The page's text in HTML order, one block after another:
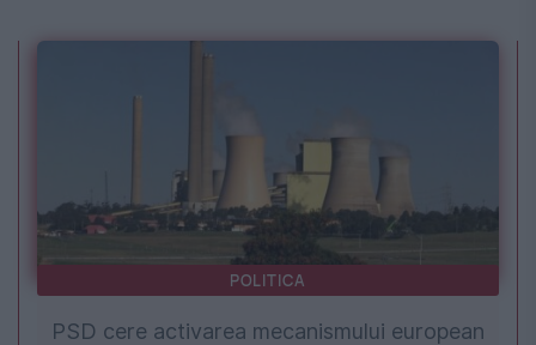
POLITICA
PSD cere activarea mecanismului european